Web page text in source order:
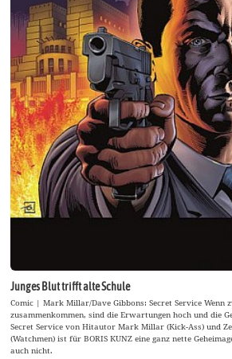
Junges Blut trifft alte Schule
Comic | Mark Millar/Dave Gibbons: Secret Service Wenn
zusammenkommen, sind die Erwartungen hoch und die
Secret Service von Hitautor Mark Millar (Kick-Ass) und
(Watchmen) ist für BORIS KUNZ eine ganz nette
auch nicht.